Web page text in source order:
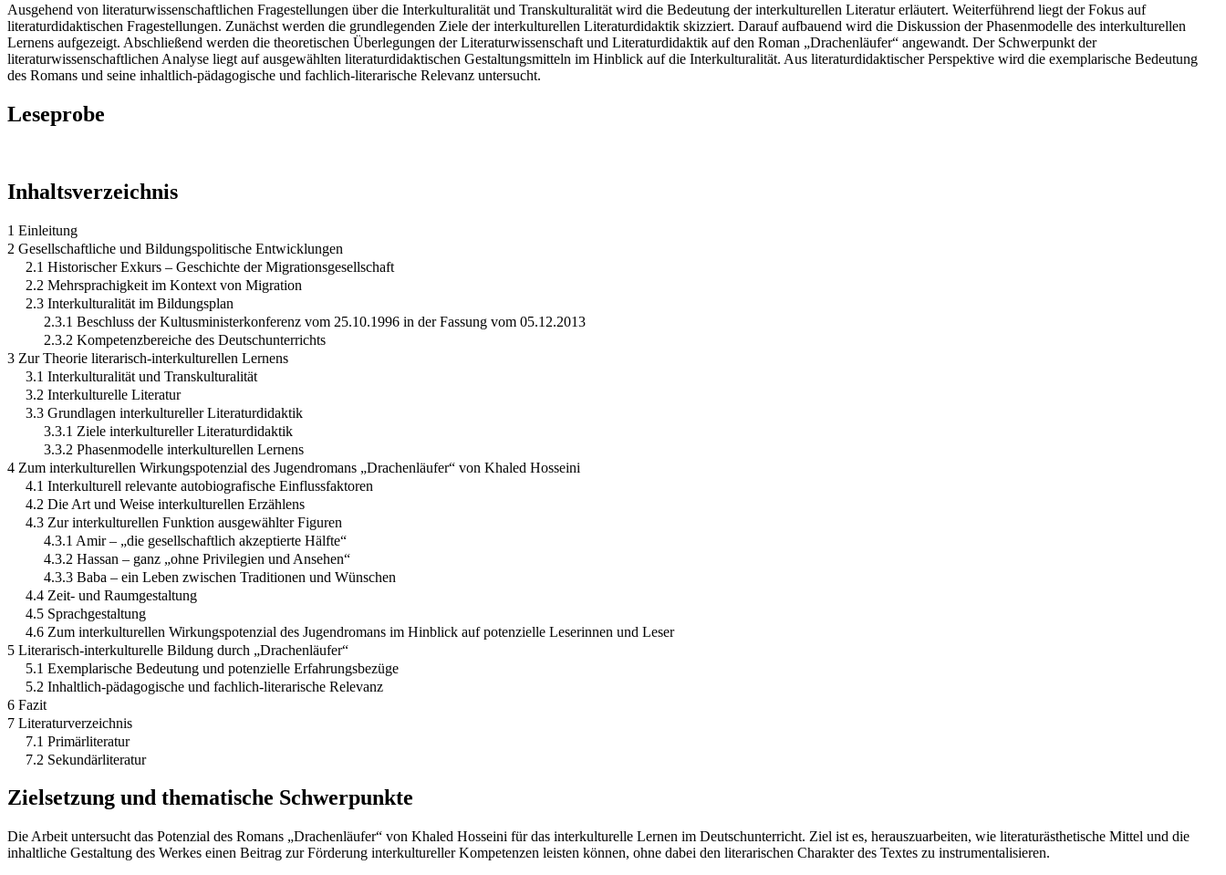
Ausgehend von literaturwissenschaftlichen Fragestellungen über die Interkulturalität und Transkulturalität wird die Bedeutung der interkulturellen Literatur erläutert. Weiterführend liegt der Fokus auf
literaturdidaktischen Fragestellungen. Zunächst werden die grundlegenden Ziele der interkulturellen Literaturdidaktik skizziert. Darauf aufbauend wird die Diskussion der Phasenmodelle des interkulturellen
Lernens aufgezeigt. Abschließend werden die theoretischen Überlegungen der Literaturwissenschaft und Literaturdidaktik auf den Roman „Drachenläufer“ angewandt. Der Schwerpunkt der
literaturwissenschaftlichen Analyse liegt auf ausgewählten literaturdidaktischen Gestaltungsmitteln im Hinblick auf die Interkulturalität. Aus literaturdidaktischer Perspektive wird die exemplarische Bedeutung
des Romans und seine inhaltlich-pädagogische und fachlich-literarische Relevanz untersucht.
Leseprobe
Inhaltsverzeichnis
1 Einleitung
2 Gesellschaftliche und Bildungspolitische Entwicklungen
2.1 Historischer Exkurs – Geschichte der Migrationsgesellschaft
2.2 Mehrsprachigkeit im Kontext von Migration
2.3 Interkulturalität im Bildungsplan
2.3.1 Beschluss der Kultusministerkonferenz vom 25.10.1996 in der Fassung vom 05.12.2013
2.3.2 Kompetenzbereiche des Deutschunterrichts
3 Zur Theorie literarisch-interkulturellen Lernens
3.1 Interkulturalität und Transkulturalität
3.2 Interkulturelle Literatur
3.3 Grundlagen interkultureller Literaturdidaktik
3.3.1 Ziele interkultureller Literaturdidaktik
3.3.2 Phasenmodelle interkulturellen Lernens
4 Zum interkulturellen Wirkungspotenzial des Jugendromans „Drachenläufer“ von Khaled Hosseini
4.1 Interkulturell relevante autobiografische Einflussfaktoren
4.2 Die Art und Weise interkulturellen Erzählens
4.3 Zur interkulturellen Funktion ausgewählter Figuren
4.3.1 Amir – „die gesellschaftlich akzeptierte Hälfte“
4.3.2 Hassan – ganz „ohne Privilegien und Ansehen“
4.3.3 Baba – ein Leben zwischen Traditionen und Wünschen
4.4 Zeit- und Raumgestaltung
4.5 Sprachgestaltung
4.6 Zum interkulturellen Wirkungspotenzial des Jugendromans im Hinblick auf potenzielle Leserinnen und Leser
5 Literarisch-interkulturelle Bildung durch „Drachenläufer“
5.1 Exemplarische Bedeutung und potenzielle Erfahrungsbezüge
5.2 Inhaltlich-pädagogische und fachlich-literarische Relevanz
6 Fazit
7 Literaturverzeichnis
7.1 Primärliteratur
7.2 Sekundärliteratur
Zielsetzung und thematische Schwerpunkte
Die Arbeit untersucht das Potenzial des Romans „Drachenläufer“ von Khaled Hosseini für das interkulturelle Lernen im Deutschunterricht. Ziel ist es, herauszuarbeiten, wie literaturästhetische Mittel und die
inhaltliche Gestaltung des Werkes einen Beitrag zur Förderung interkultureller Kompetenzen leisten können, ohne dabei den literarischen Charakter des Textes zu instrumentalisieren.